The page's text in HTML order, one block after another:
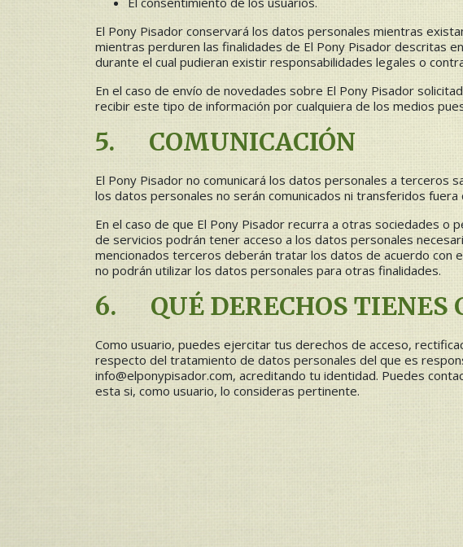
El Pony Pisador conservará los datos personales mientras
mientras perduren las finalidades de El Pony Pisador descritas
durante el cual pudieran existir responsabilidades legales o
En el caso de envío de novedades sobre El Pony Pisador
recibir este tipo de información por cualquiera de los medios
5. COMUNICACIÓN
El Pony Pisador no comunicará los datos personales a terceros
los datos personales no serán comunicados ni transferidos fuera
En el caso de que El Pony Pisador recurra a otras sociedades
de servicios podrán tener acceso a los datos personales
mencionados terceros deberán tratar los datos de acuerdo con
no podrán utilizar los datos personales para otras finalidades.
6. QUÉ DERECHOS TIENES
Como usuario, puedes ejercitar tus derechos de acceso,
respecto del tratamiento de datos personales del que es
info@elponypisador.com, acreditando tu identidad. Puedes
esta si, como usuario, lo consideras pertinente.